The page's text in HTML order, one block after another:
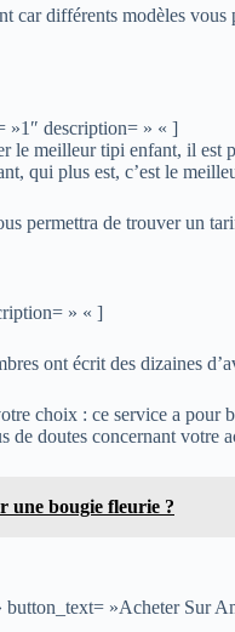
car différents modèles
»1″ description= » « ]
meilleur tipi enfant, il est
qui plus est, c’est le
permettra de trouver un
» « ]
ont écrit des dizaines
choix : ce service a
de doutes concernant votre
une bougie fleurie ?
»Acheter Sur